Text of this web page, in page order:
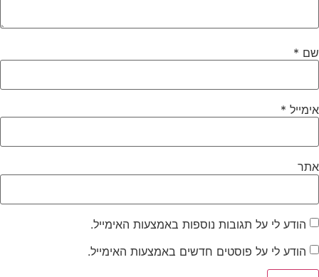
שם *
אימייל *
אתר
הודע לי על תגובות נוספות באמצעות האימייל.
הודע לי על פוסטים חדשים באמצעות האימייל.